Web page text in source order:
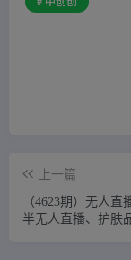
上一篇
（4623期）无人直
半无人直播、护肤